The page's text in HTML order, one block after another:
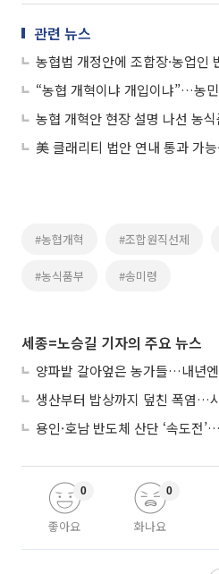
관련 뉴스
#농협개혁 #조합원직선제
#농식품부 #송미령
세종=노승길 기자의 주요 뉴스
양파밭 갈아엎은 농가들…내년엔
좋아요
0
화나요
0